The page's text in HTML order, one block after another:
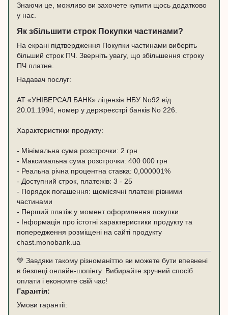
Знаючи це, можливо ви захочете купити щось додатково
у нас.
Як збільшити строк Покупки частинами?
На екрані підтвердження Покупки частинами виберіть
більший строк ПЧ. Зверніть увагу, що збільшення строку
ПЧ платне.
Надавач послуг:
АТ «УНІВЕРСАЛ БАНК» ліцензія НБУ No92 від
20.01.1994, номер у держреєстрі банків No 226.
Характеристики продукту:
- Мінімальна сума розстрочки: 2 грн
- Максимальна сума розстрочки: 400 000 грн
- Реальна річна процентна ставка: 0,000001%
- Доступний строк, платежів: 3 - 25
- Порядок погашення: щомісячні платежі рівними
частинами
- Перший платіж у момент оформлення покупки
- Інформація про істотні характеристики продукту та
попередження розміщені на сайті продукту
chast.monobank.ua
💚 Завдяки такому різноманіттю ви можете бути впевнені
в безпеці онлайн-шопінгу. Вибирайте зручний спосіб
оплати і економте свій час!
Гарантія:
Умови гарантії: